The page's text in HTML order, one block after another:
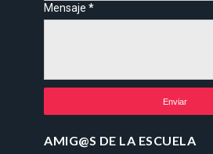
Mensaje*
AMIG@S DE LA ESCUELA